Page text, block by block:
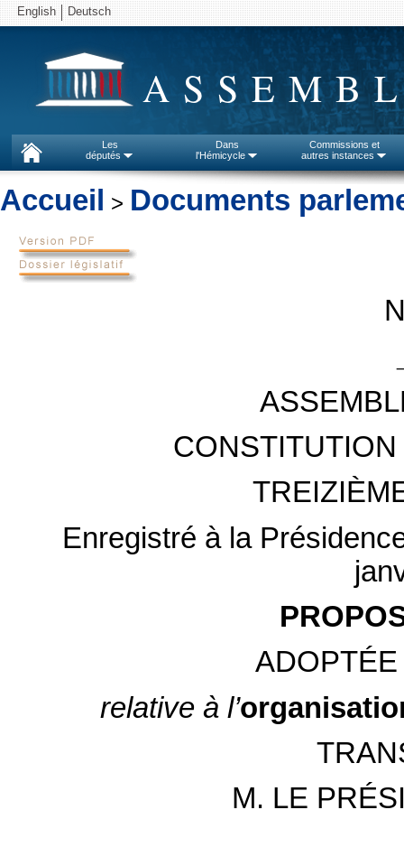
English Deutsch
Les
députés
Dans
l'Hémicycle
Commissions et
autres instances
Accueil > Documents
Enregistré à la
ADOPTÉE
relative à l’
M. LE